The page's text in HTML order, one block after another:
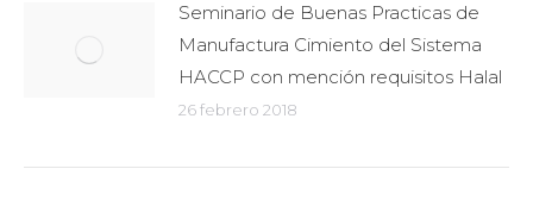
Seminario de Buenas Practicas de
Manufactura Cimiento del Sistema
HACCP con mención requisitos Halal
26 febrero 2018